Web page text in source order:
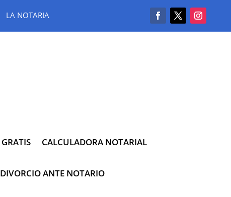
LA NOTARIA
CALCULADORA NOTARIAL
DIVORCIO ANTE NOTARIO